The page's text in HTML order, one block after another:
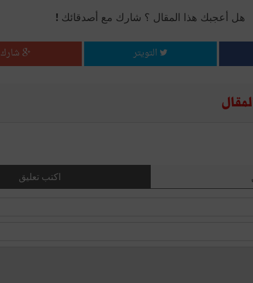
هل أعجبك هذا المقال ؟ شارك مع أصدقائك !
التويتر شارك
اكتب تعليق